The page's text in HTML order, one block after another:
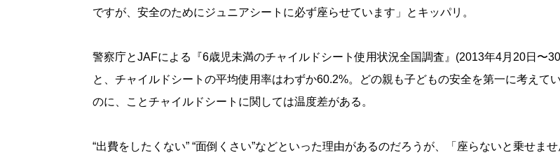
ですが、安全のためにジュニアシートに必ず座らせています」とキッパリ。
警察庁とJAFによる『6歳児未満のチャイルドシート使用状況全国調査』(2013年4月20日〜
と、チャイルドシートの平均使用率はわずか60.2%。どの親も子どもの安全を第一に考えて
のに、ことチャイルドシートに関しては温度差がある。
“出費をしたくない” “面倒くさい”などといった理由があるのだろうが、「座らないと乗せませ